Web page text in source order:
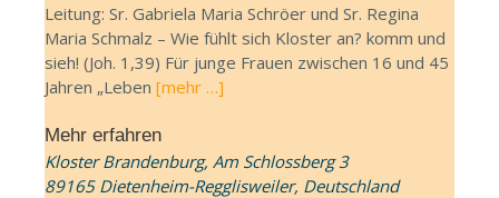
Leitung: Sr. Gabriela Maria Schröer und Sr. Regina
Maria Schmalz – Wie fühlt sich Kloster an? komm und
sieh! (Joh. 1,39) Für junge Frauen zwischen 16 und 45
Jahren „Leben [mehr …]
Mehr erfahren
Kloster Brandenburg, Am Schlossberg 3
89165 Dietenheim-Regglisweiler, Deutschland